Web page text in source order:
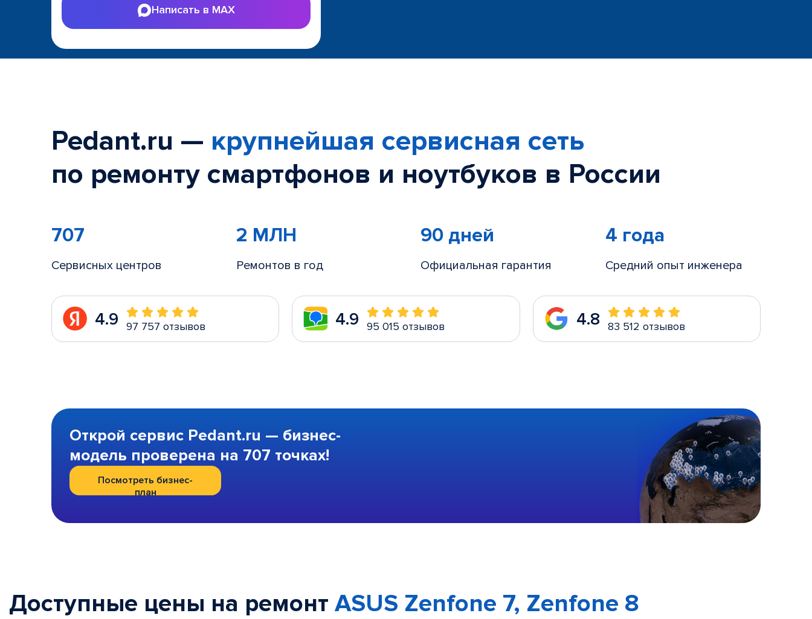
Написать в MAX
Pedant.ru — крупнейшая сервисная сеть
по ремонту смартфонов и ноутбуков в России
707
Сервисных центров
2 МЛН
Ремонтов в год
90 дней
Официальная гарантия
4 года
Средний опыт инженера
4.9 97 757 отзывов 4.9 95 015 отзывов 4.8 83 512 отзывов
Открой сервис Pedant.ru — бизнес-
модель проверена на 707 точках!
Посмотреть бизнес-
план
Доступные цены на ремонт ASUS Zenfone 7, Zenfone 8